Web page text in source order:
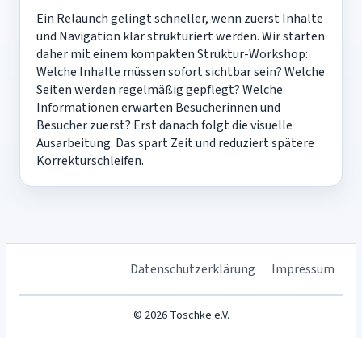
Ein Relaunch gelingt schneller, wenn zuerst Inhalte
und Navigation klar strukturiert werden. Wir starten
daher mit einem kompakten Struktur-Workshop:
Welche Inhalte müssen sofort sichtbar sein? Welche
Seiten werden regelmäßig gepflegt? Welche
Informationen erwarten Besucherinnen und
Besucher zuerst? Erst danach folgt die visuelle
Ausarbeitung. Das spart Zeit und reduziert spätere
Korrekturschleifen.
Datenschutzerklärung Impressum
© 2026 Toschke e.V.